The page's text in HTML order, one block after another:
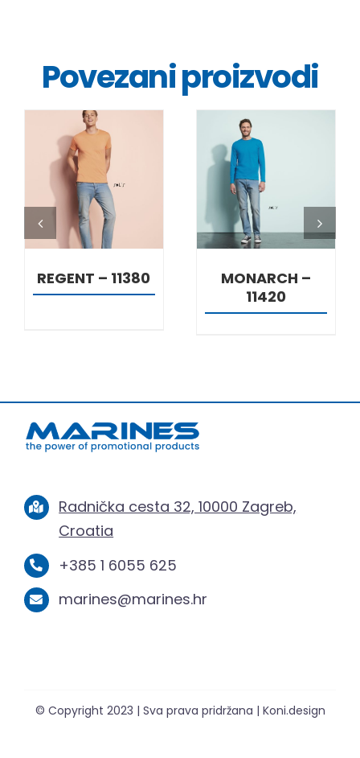
Povezani proizvodi
DETALJI
REGENT – 11380
DETALJI
MONARCH –
11420
Radnička cesta 32, 10000 Zagreb,
Croatia
+385 1 6055 625
marines@marines.hr
© Copyright 2023 | Sva prava pridržana | Koni.design